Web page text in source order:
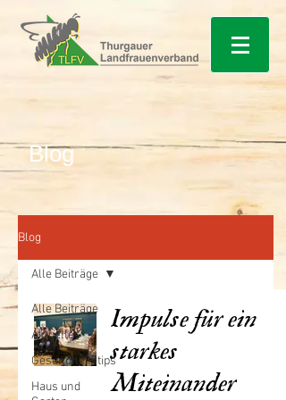
Blog
Blog
Alle Beiträge
Aktuelles
Gesundheitstips
Haus und
Alle Beiträge
Impulse für ein
starkes
Miteinander